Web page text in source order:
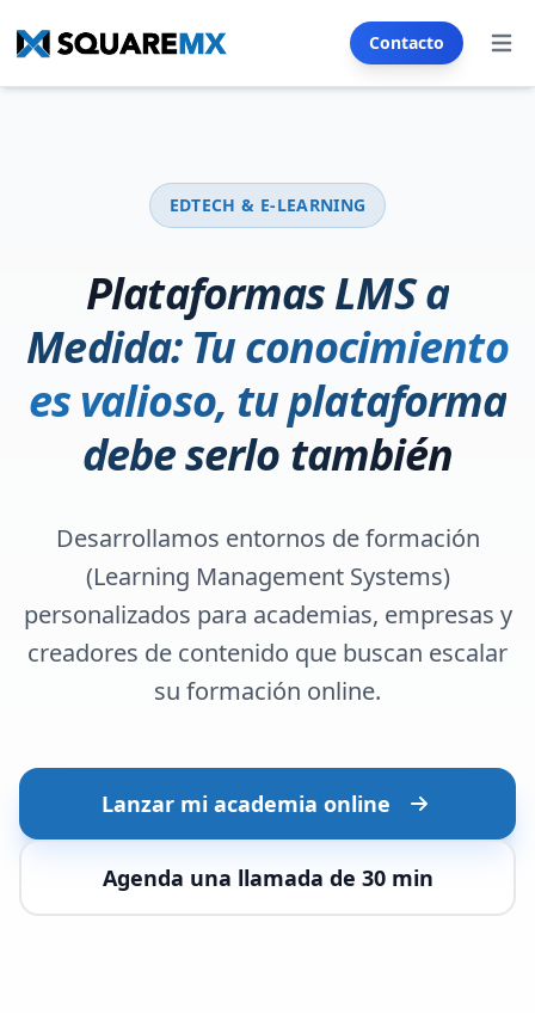
Contacto Abrir
Automoción
Restaurantes & Cafés Salud & Bienestar
Seguros Turismo & Hoteles
Formación & Educación
Generador SMS & Email
CRM & Data
Local - Baix Penedès · Garraf · Tarragona
EDTECH & E-LEARNING
Plataformas LMS a
Medida: Tu conocimiento
es valioso, tu plataforma
debe serlo también
Desarrollamos entornos de formación
(Learning Management Systems)
personalizados para academias, empresas y
creadores de contenido que buscan escalar
su formación online.
Lanzar mi academia online
Agenda una llamada de 30 min